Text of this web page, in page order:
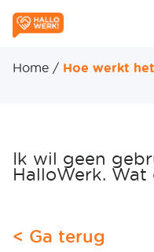
Home / Hoe werkt
Ik wil geen
HalloWerk. Wat
< Ga terug